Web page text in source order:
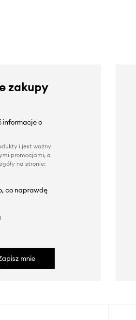
zakupy
informacje o
i jest ważny
promocjami, a
na stronie:
co naprawdę
mnie